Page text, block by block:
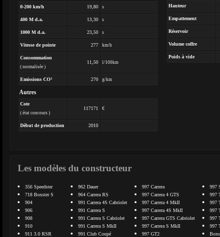
0-200 km/h 19,80 s
400 M d.a. 13,30 s
1000 M d.a. 23,50 s
Vitesse de pointe 277 km/h
Consommation
( normalisée )
11,50 l/100km
Emissions CO² 270 g/km
Autres
Cote
( état concours )
117171 €
Début de production 2010
Hauteur
Empattement
Réservoir
Volume coffre
Poids à vide
Les modèles du constructeur
356 Speedster
718 Boxster S
904
906
908
910
911 3.0 RSR
962 Dauer
964 Carrera RS
991 Carrera 4S Cabriolet
991 Carrera S
991 Carrera S Cabriolet
991 Carrera S MkII
991 Club Coupé
997 Carrera
997 Carrera 4 GTS
997 Carrera 4 MkII
997 Carrera 4S MkII
997 Carrera GTS Cabriolet
997 Carrera S MkII
997 GT2
997
997
997
997
997
997